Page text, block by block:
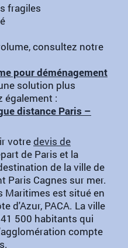
fragiles
consultez notre
pour déménagement
solution plus
également :
distance Paris –
votredevis de
de Paris et la
de la ville de
Paris Cagnes sur mer.
Maritimes est situé en
d'Azur, PACA. La ville
500 habitants qui
compte